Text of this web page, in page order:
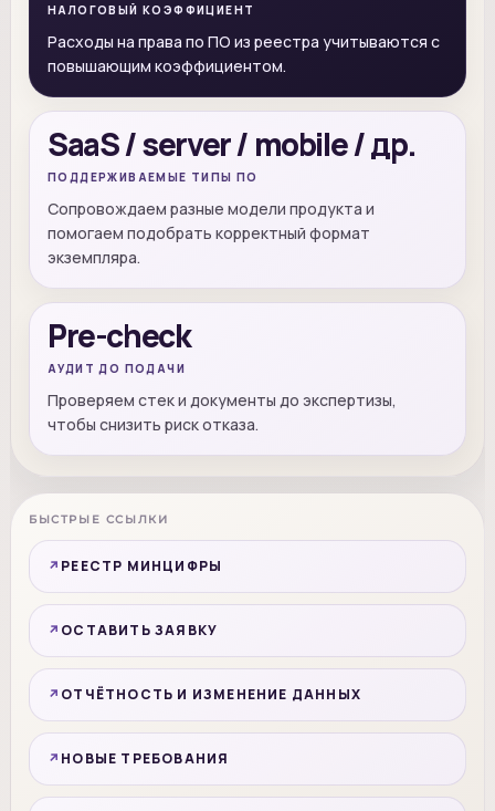
НАЛОГОВЫЙ КОЭФФИЦИЕНТ
Расходы на права по ПО из реестра учитываются с
повышающим коэффициентом.
SaaS / server / mobile / др.
ПОДДЕРЖИВАЕМЫЕ ТИПЫ ПО
Сопровождаем разные модели продукта и
помогаем подобрать корректный формат
экземпляра.
Pre-check
АУДИТ ДО ПОДАЧИ
Проверяем стек и документы до экспертизы,
чтобы снизить риск отказа.
БЫСТРЫЕ ССЫЛКИ
РЕЕСТР МИНЦИФРЫ
ОСТАВИТЬ ЗАЯВКУ
ОТЧЁТНОСТЬ И ИЗМЕНЕНИЕ ДАННЫХ
НОВЫЕ ТРЕБОВАНИЯ